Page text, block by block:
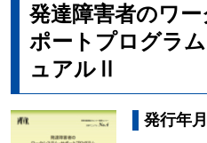
発達障害者のワ
ポートプログラ
ュアルⅡ
発行年月